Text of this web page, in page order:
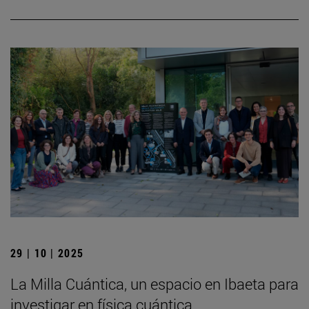
29 | 10 | 2025
La Milla Cuántica, un espacio en Ibaeta para
investigar en física cuántica